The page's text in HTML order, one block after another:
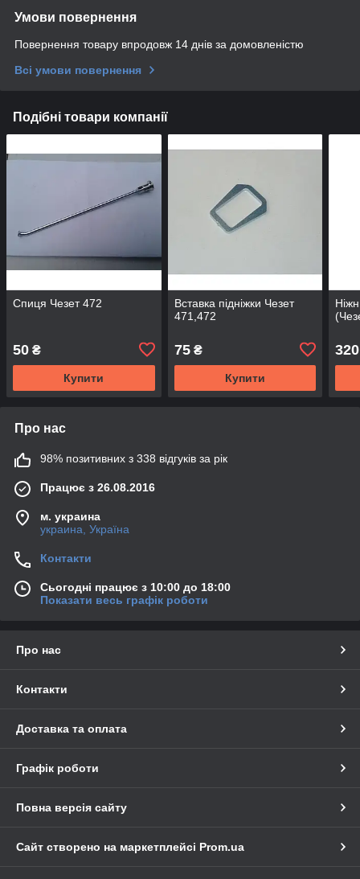
Умови повернення
Повернення товару впродовж 14 днів за домовленістю
Всі умови повернення
Подібні товари компанії
Спиця Чезет 472
50 ₴
Купити
Вставка підніжки Чезет
471,472
75₴
Купити
320
Про нас
98% позитивних з 338 відгуків за рік
Працює з 26.08.2016
м. украина
украина, Україна
Контакти
Сьогодні працює з 10:00 до 18:00
Показати весь графік роботи
Про нас
Контакти
Доставка та оплата
Графік роботи
Повна версія сайту
Сайт створено на маркетплейсі Prom.ua